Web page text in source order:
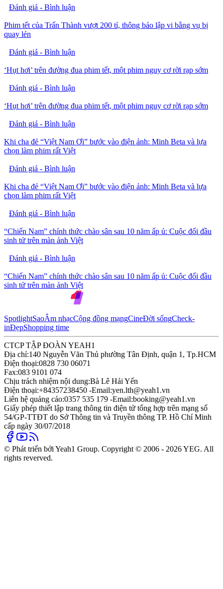
Đánh giá - Bình luận
Phim tết của Trấn Thành vượt 200 tỉ, thông báo lập vi bằng vụ bị
quay lén
Đánh giá - Bình luận
‘Hụt hơi’ trên đường đua phim tết, một phim nguy cơ rời rạp sớm
Đánh giá - Bình luận
‘Hụt hơi’ trên đường đua phim tết, một phim nguy cơ rời rạp sớm
Đánh giá - Bình luận
Khi cha đẻ “Việt Nam Ơi” bước vào điện ảnh: Minh Beta và lựa
chọn làm phim rất Việt
Đánh giá - Bình luận
Khi cha đẻ “Việt Nam Ơi” bước vào điện ảnh: Minh Beta và lựa
chọn làm phim rất Việt
Đánh giá - Bình luận
“Chiến Nam” chính thức chào sân sau 10 năm ấp ủ: Cuộc đối đầu
sinh tử trên màn ảnh Việt
Đánh giá - Bình luận
“Chiến Nam” chính thức chào sân sau 10 năm ấp ủ: Cuộc đối đầu
sinh tử trên màn ảnh Việt
SpotlightSaoÂm nhạcCộng đồng mạngCineĐời sốngCheck-
inĐẹpShopping time
CTCP TẬP ĐOÀN YEAH1
Địa chỉ:140 Nguyễn Văn Thủ phường Tân Định, quận 1, Tp.HCM
Điện thoại:0828 730 06071
Fax:083 9101 074
Chịu trách nhiệm nội dung:Bà Lê Hải Yến
Điện thoại:+84357238450 -Email:yen.lth@yeah1.vn
Liên hệ quảng cáo:0357 535 179 -Email:booking@yeah1.vn
Giấy phép thiết lập trang thông tin điện tử tổng hợp trên mạng số
54/GP-TTĐT do Sở Thông tin và Truyền thông TP. Hồ Chí Minh
cấp ngày 30/07/2018
© Phát triển bởi Yeah1 Group. Copyright © 2006 - 2026 YEG. All
rights reverved.